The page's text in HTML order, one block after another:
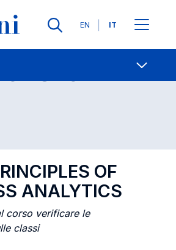
Lingue
EN IT
Open
OF
ANALYTICS
corso verificare le
classi